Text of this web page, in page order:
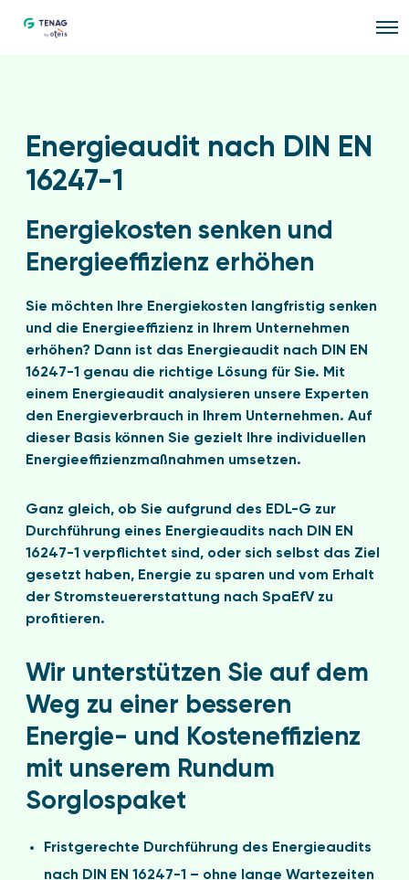
O
Energieaudit nach DIN EN
16247-1
Energiekosten senken und
Energieeffizienz erhöhen
Sie möchten Ihre Energiekosten langfristig senken
und die Energieeffizienz in Ihrem Unternehmen
erhöhen? Dann ist das Energieaudit nach DIN EN
16247-1 genau die richtige Lösung für Sie. Mit
einem Energieaudit analysieren unsere Experten
den Energieverbrauch in Ihrem Unternehmen. Auf
dieser Basis können Sie gezielt Ihre individuellen
Energieeffizienzmaßnahmen umsetzen.
Ganz gleich, ob Sie aufgrund des EDL-G zur
Durchführung eines Energieaudits nach DIN EN
16247-1 verpflichtet sind, oder sich selbst das Ziel
gesetzt haben, Energie zu sparen und vom Erhalt
der Stromsteuererstattung nach SpaEfV zu
profitieren.
Wir unterstützen Sie auf dem
Weg zu einer besseren
Energie- und Kosteneffizienz
mit unserem Rundum
Sorglospaket
Fristgerechte Durchführung des Energieaudits
nach DIN EN 16247-1 – ohne lange Wartezeiten